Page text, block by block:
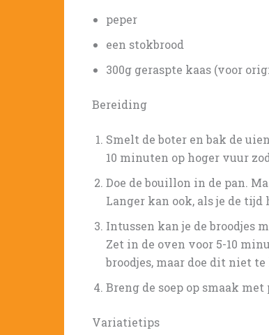
peper
een stokbrood
300g geraspte kaas (voor
Bereiding
Smelt de boter en bak de
10 minuten op hoger vuur
Doe de bouillon in de pan.
Langer kan ook, als je de tijd
Intussen kan je de broodjes
Zet in de oven voor 5-10
broodjes, maar doe dit niet
Breng de soep op smaak
Variatietips